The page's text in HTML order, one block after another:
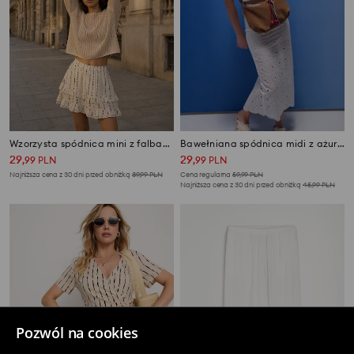
Pozwól na cookies
Wzorzysta spódnica mini z falbanami, wiskozą i domieszką lnu
29,99 PLN
Najniższa cena z 30 dni przed obniżką 39,99PLN
Bawełniana spódnica midi z ażurowym wzorem
29,99 PLN
Cena regularna 59,99PLN
Najniższa cena z 30 dni przed obniżką 45,99PLN